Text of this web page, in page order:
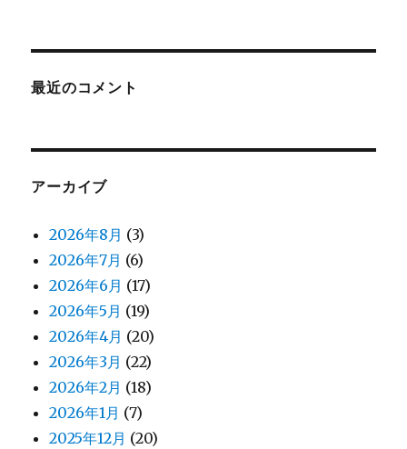
最近のコメント
アーカイブ
2026年8月 (3)
2026年7月 (6)
2026年6月 (17)
2026年5月 (19)
2026年4月 (20)
2026年3月 (22)
2026年2月 (18)
2026年1月 (7)
2025年12月 (20)